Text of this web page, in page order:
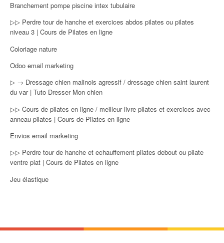
Branchement pompe piscine intex tubulaire
▷▷ Perdre tour de hanche et exercices abdos pilates ou pilates
niveau 3 | Cours de Pilates en ligne
Coloriage nature
Odoo email marketing
▷ → Dressage chien malinois agressif / dressage chien saint laurent
du var | Tuto Dresser Mon chien
▷▷ Cours de pilates en ligne / meilleur livre pilates et exercices avec
anneau pilates | Cours de Pilates en ligne
Envios email marketing
▷▷ Perdre tour de hanche et echauffement pilates debout ou pilate
ventre plat | Cours de Pilates en ligne
Jeu élastique